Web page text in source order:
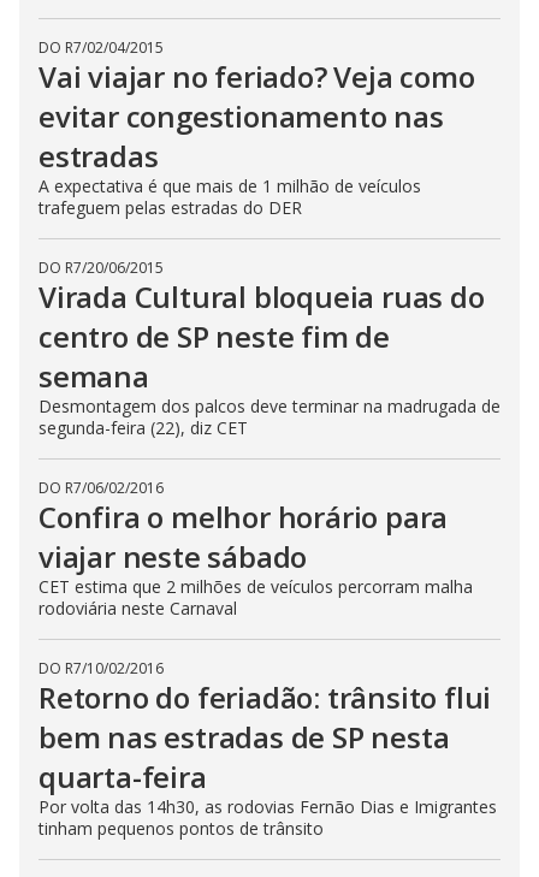
DO R7/02/04/2015
Vai viajar no feriado? Veja como
evitar congestionamento nas
estradas
A expectativa é que mais de 1 milhão de veículos
trafeguem pelas estradas do DER
DO R7/20/06/2015
Virada Cultural bloqueia ruas do
centro de SP neste fim de
semana
Desmontagem dos palcos deve terminar na madrugada de
segunda-feira (22), diz CET
DO R7/06/02/2016
Confira o melhor horário para
viajar neste sábado
CET estima que 2 milhões de veículos percorram malha
rodoviária neste Carnaval
DO R7/10/02/2016
Retorno do feriadão: trânsito flui
bem nas estradas de SP nesta
quarta-feira
Por volta das 14h30, as rodovias Fernão Dias e Imigrantes
tinham pequenos pontos de trânsito